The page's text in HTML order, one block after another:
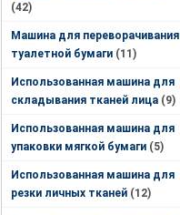
(42)
Машина для переворачивания
туалетной бумаги (11)
Использованная машина для
складывания тканей лица (9)
Использованная машина для
упаковки мягкой бумаги (5)
Использованная машина для
резки личных тканей (12)